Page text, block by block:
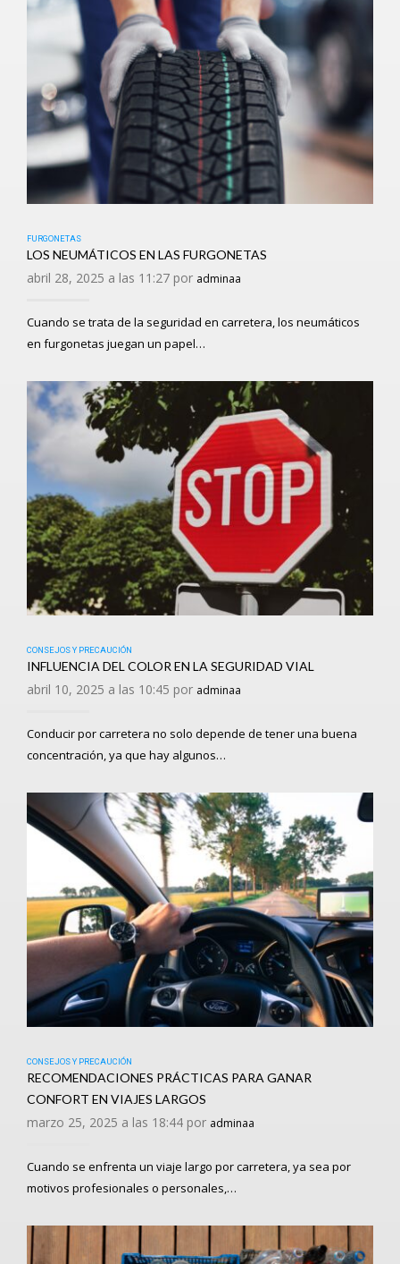
FURGONETAS
LOS NEUMÁTICOS EN LAS FURGONETAS
abril 28, 2025 a las 11:27 por adminaa
Cuando se trata de la seguridad en carretera, los neumáticos
en furgonetas juegan un papel…
CONSEJOS Y PRECAUCIÓN
INFLUENCIA DEL COLOR EN LA SEGURIDAD VIAL
abril 10, 2025 a las 10:45 por adminaa
Conducir por carretera no solo depende de tener una buena
concentración, ya que hay algunos…
CONSEJOS Y PRECAUCIÓN
RECOMENDACIONES PRÁCTICAS PARA GANAR
CONFORT EN VIAJES LARGOS
marzo 25, 2025 a las 18:44 por adminaa
Cuando se enfrenta un viaje largo por carretera, ya sea por
motivos profesionales o personales,…